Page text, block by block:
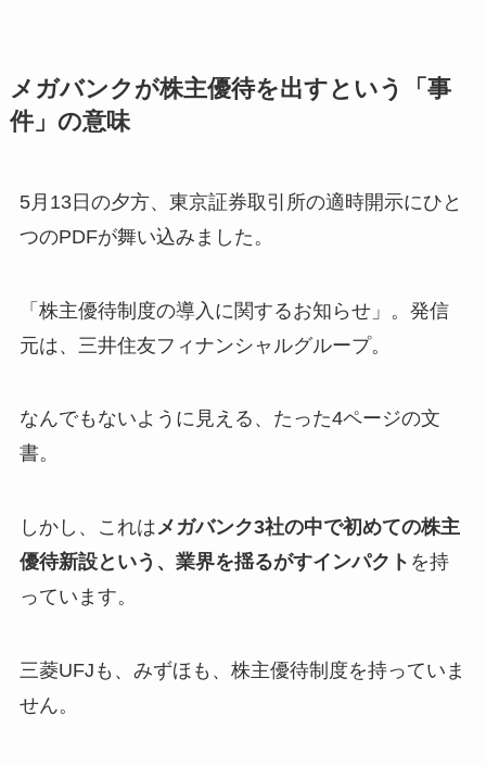
メガバンクが株主優待を出すという「事
件」の意味
5月13日の夕方、東京証券取引所の適時開示にひと
つのPDFが舞い込みました。
「株主優待制度の導入に関するお知らせ」。発信
元は、三井住友フィナンシャルグループ。
なんでもないように見える、たった4ページの文
書。
しかし、これはメガバンク3社の中で初めての株主
優待新設という、業界を揺るがすインパクト を持
っています。
三菱UFJも、みずほも、株主優待制度を持っていま
せん。